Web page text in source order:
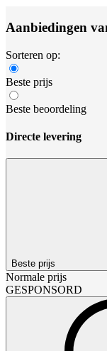
Aanbiedingen
Sorteren op:
Beste prijs
Beste beoordeling
Directe levering
Beste prijs
Normale prijs
GESPONSORD